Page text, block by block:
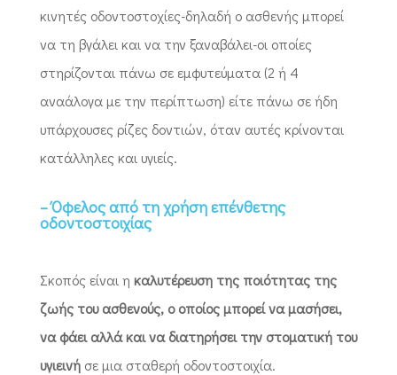
κινητές οδοντοστοχίες-δηλαδή ο ασθενής μπορεί
να τη βγάλει και να την ξαναβάλει-οι οποίες
στηρίζονται πάνω σε εμφυτεύματα (2 ή 4
αναάλογα με την περίπτωση) είτε πάνω σε ήδη
υπάρχουσες ρίζες δοντιών, όταν αυτές κρίνονται
κατάλληλες και υγιείς.
– Όφελος από τη χρήση επένθετης
οδοντοστοιχίας
Σκοπός είναι η καλυτέρευση της ποιότητας της
ζωής του ασθενούς, ο οποίος μπορεί να μασήσει,
να φάει αλλά και να διατηρήσει την στοματική του
υγιεινή σε μια σταθερή οδοντοστοιχία.